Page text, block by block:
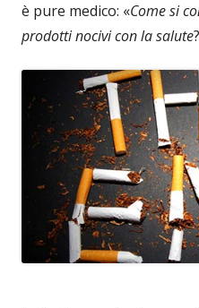
è pure medico: «Come si
prodotti nocivi con la salute